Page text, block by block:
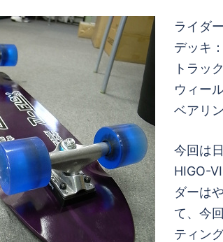
ライダ
デッキ
トラッ
ウィー
ベアリ
今回は
HIGO-
ダーは
て、今
ティン